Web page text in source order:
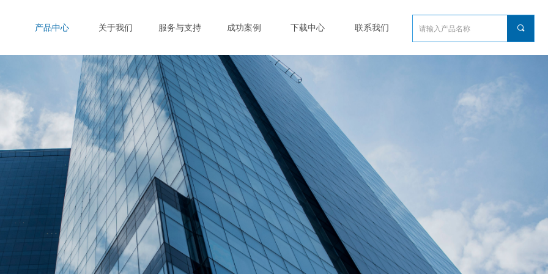
产品中心 关于我们 服务与支持 成功案例 下载中心 联系我们 끠